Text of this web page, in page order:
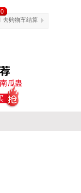
0
去购物车结算